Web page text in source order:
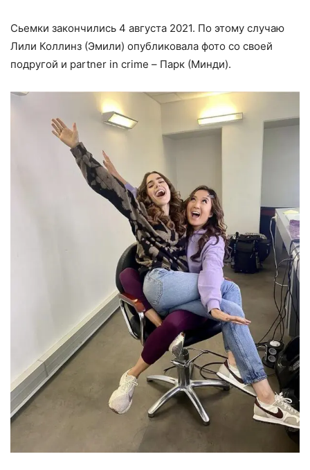
Сьемки закончились 4 августа 2021. По этому случаю
Лили Коллинз (Эмили) опубликовала фото со своей
подругой и partner in crime – Парк (Минди).